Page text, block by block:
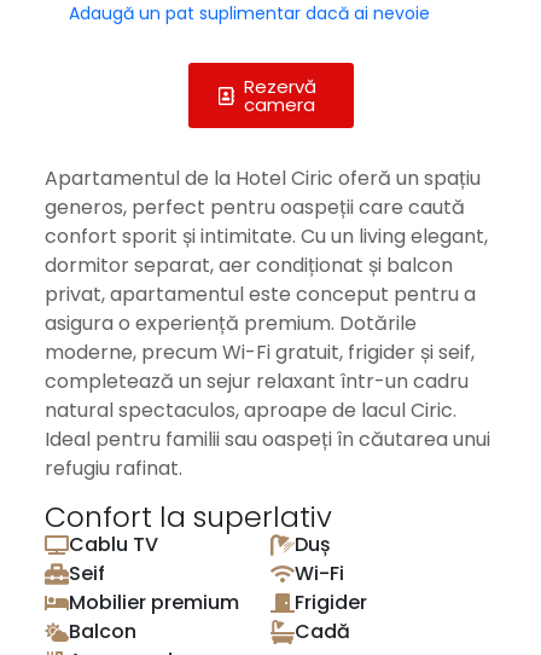
Adaugă un pat suplimentar dacă ai nevoie
Rezervă
camera
Apartamentul de la Hotel Ciric oferă un spațiu
generos, perfect pentru oaspeții care caută
confort sporit și intimitate. Cu un living elegant,
dormitor separat, aer condiționat și balcon
privat, apartamentul este conceput pentru a
asigura o experiență premium. Dotările
moderne, precum Wi-Fi gratuit, frigider și seif,
completează un sejur relaxant într-un cadru
natural spectaculos, aproape de lacul Ciric.
Ideal pentru familii sau oaspeți în căutarea unui
refugiu rafinat.
Confort la superlativ
Cablu TV
Duș
Seif
Wi-Fi
Mobilier premium
Frigider
Balcon
Cadă